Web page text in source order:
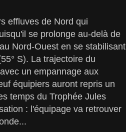
effluves de Nord qui
se prolonge au-delà de
Nord-Ouest en se stabilisant
S). La trajectoire du
un empannage aux
équipiers auront repris un
temps du Trophée Jules
: l'équipage va retrouver